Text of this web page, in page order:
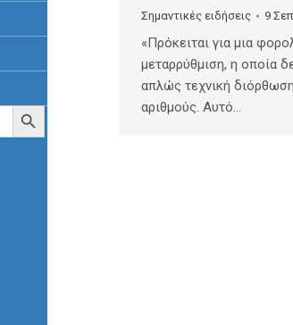
Search Button
Σημαντικές ειδήσεις 9
«Πρόκειται για μια
μεταρρύθμιση, η οποία
απλώς τεχνική
αριθμούς. Αυτό…